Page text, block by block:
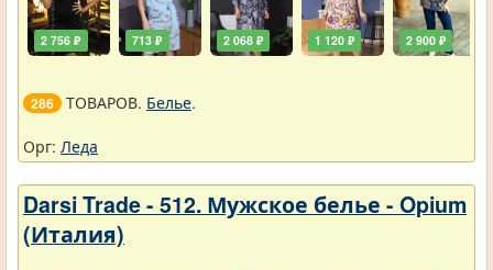
2 756 ₽ 713 ₽ 2 068 ₽ 1 120 ₽ 2 900 ₽
286 ТОВАРОВ. Белье.
Орг: Леда
Darsi Trade - 512. Мужское белье - Opium
(Италия)